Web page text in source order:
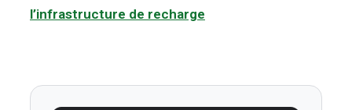
l’infrastructure de recharge